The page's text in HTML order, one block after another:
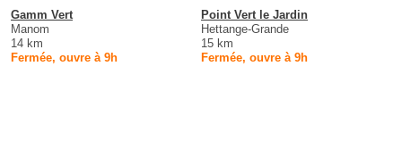
Gamm Vert
Manom
14 km
Fermée, ouvre à 9h
Point Vert le Jardin
Hettange-Grande
15 km
Fermée, ouvre à 9h